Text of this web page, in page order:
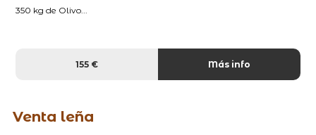
350 kg de Olivo...
155 € Más info
Venta leña